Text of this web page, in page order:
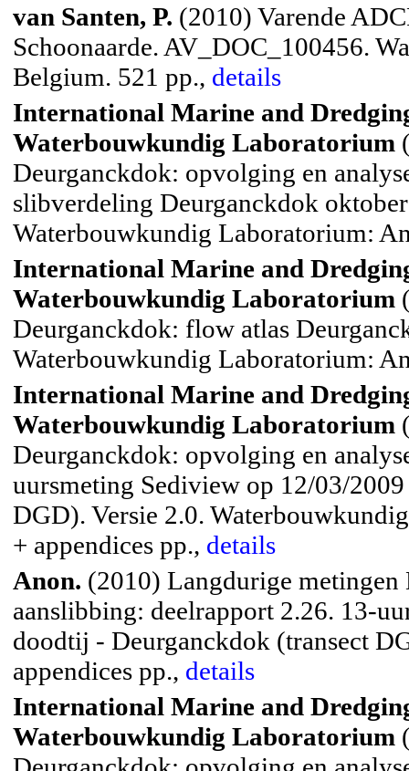
van Santen, P. (2010) Varende
Schoonaarde. AV_DOC_100456.
Belgium. 521 pp., details
International Marine and
Waterbouwkundig Laboratorium
Deurganckdok: opvolging en
slibverdeling Deurganckdok
Waterbouwkundig Laboratorium:
International Marine and
Waterbouwkundig Laboratorium
Deurganckdok: flow atlas
Waterbouwkundig Laboratorium:
International Marine and
Waterbouwkundig Laboratorium
Deurganckdok: opvolging en
uursmeting Sediview op 12/03/
DGD). Versie 2.0.
+ appendices pp., details
Anon. (2010) Langdurige
aanslibbing: deelrapport 2.26. 13-
doodtij - Deurganckdok (transect
appendices pp., details
International Marine and
Waterbouwkundig Laboratorium